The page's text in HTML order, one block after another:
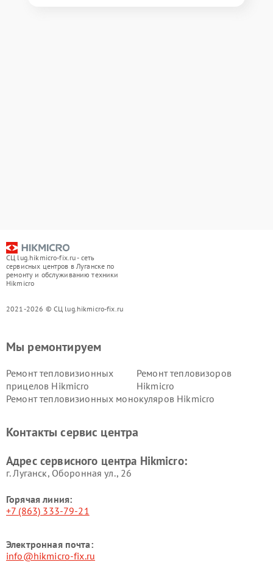
СЦ lug.hikmicro-fix.ru - сеть
сервисных центров в Луганске по
ремонту и обслуживанию техники
Hikmicro
2021-2026 © СЦ lug.hikmicro-fix.ru
Мы ремонтируем
Ремонт тепловизионных
прицелов Hikmicro
Ремонт тепловизоров
Hikmicro
Ремонт тепловизионных монокуляров Hikmicro
Контакты сервис центра
Адрес сервисного центра Hikmicro:
г. Луганск, Оборонная ул., 26
Горячая линия:
+7 (863) 333-79-21
Электронная почта:
info@hikmicro-fix.ru